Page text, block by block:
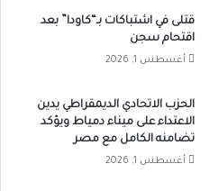
قتلى في اشتباكات بـ“كاودا” بعد
اقتحام سجن
أغسطس 1, 2026
الحزب الاتحادي الديمقراطي يدين
الاعتداء على ميناء دمياط ويؤكد
تضامنه الكامل مع مصر
أغسطس 1, 2026